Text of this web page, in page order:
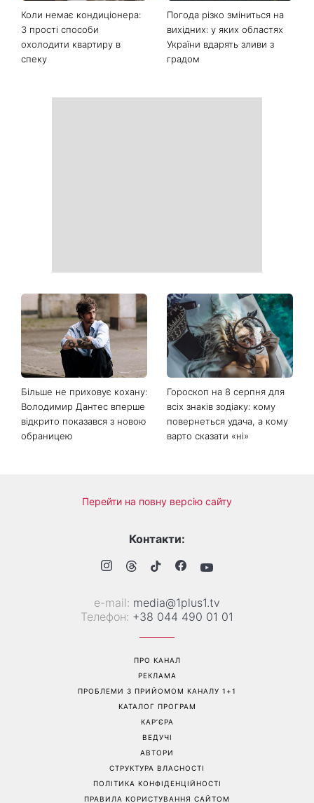
Останні новини
Коли немає кондиціонера:
3 прості способи
охолодити квартиру в
спеку
Погода різко зміниться на
вихідних: у яких областях
України вдарять зливи з
градом
Більше не приховує кохану:
Володимир Дантес вперше
відкрито показався з новою
Гороскоп на 8 серпня для
всіх знаків зодіаку: кому
повернеться удача, а кому
варто сказати «ні»